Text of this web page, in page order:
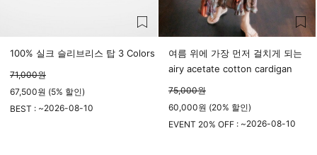
100% 실크 슬리브리스 탑 3 Colors
71,000원
67,500원 (5% 할인)
BEST : ~2026-08-10
여름 위에 가장 먼저 걸치게 되는
airy acetate cotton cardigan
75,000원
60,000원 (20% 할인)
EVENT 20% OFF : ~2026-08-10